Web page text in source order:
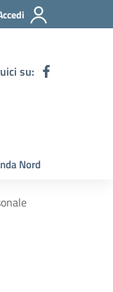
su:
Nord